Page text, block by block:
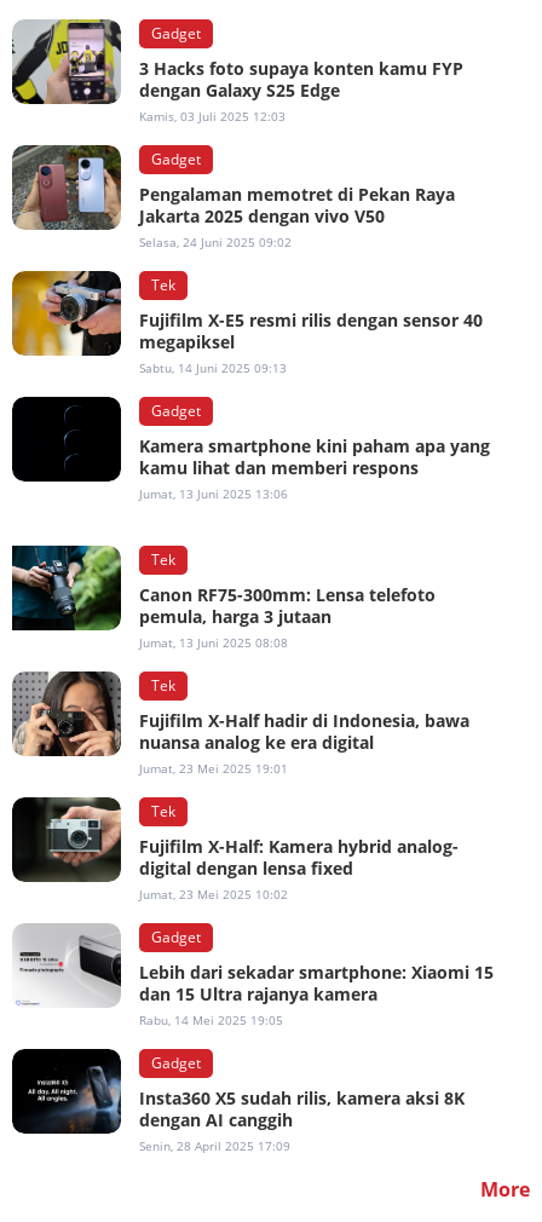
Gadget
3 Hacks foto supaya konten kamu FYP
dengan Galaxy S25 Edge
Kamis, 03 Juli 2025 12:03
Gadget
Pengalaman memotret di Pekan Raya
Jakarta 2025 dengan vivo V50
Selasa, 24 Juni 2025 09:02
Tek
Fujifilm X-E5 resmi rilis dengan sensor 40
megapiksel
Sabtu, 14 Juni 2025 09:13
Gadget
Kamera smartphone kini paham apa yang
kamu lihat dan memberi respons
Jumat, 13 Juni 2025 13:06
Tek
Canon RF75-300mm: Lensa telefoto
pemula, harga 3 jutaan
Jumat, 13 Juni 2025 08:08
Tek
Fujifilm X-Half hadir di Indonesia, bawa
nuansa analog ke era digital
Jumat, 23 Mei 2025 19:01
Tek
Fujifilm X-Half: Kamera hybrid analog-
digital dengan lensa fixed
Jumat, 23 Mei 2025 10:02
Gadget
Lebih dari sekadar smartphone: Xiaomi 15
dan 15 Ultra rajanya kamera
Rabu, 14 Mei 2025 19:05
Gadget
Insta360 X5 sudah rilis, kamera aksi 8K
dengan AI canggih
Senin, 28 April 2025 17:09
More